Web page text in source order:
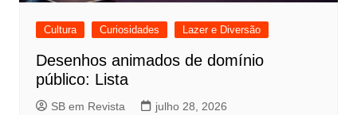
Cultura Curiosidades Lazer e Diversão
Desenhos animados de domínio
público: Lista
SB em Revista julho 28, 2026